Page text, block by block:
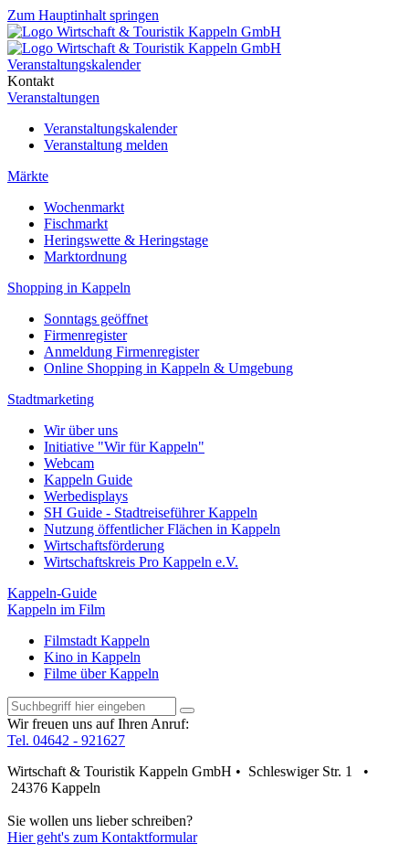
Zum Hauptinhalt springen
Veranstaltungskalender
Kontakt
Veranstaltungen
Veranstaltungskalender
Veranstaltung melden
Märkte
Wochenmarkt
Fischmarkt
Heringswette & Heringstage
Marktordnung
Shopping in Kappeln
Sonntags geöffnet
Firmenregister
Anmeldung Firmenregister
Online Shopping in Kappeln & Umgebung
Stadtmarketing
Wir über uns
Initiative "Wir für Kappeln"
Webcam
Kappeln Guide
Werbedisplays
SH Guide - Stadtreiseführer Kappeln
Nutzung öffentlicher Flächen in Kappeln
Wirtschaftsförderung
Wirtschaftskreis Pro Kappeln e.V.
Kappeln-Guide
Kappeln im Film
Filmstadt Kappeln
Kino in Kappeln
Filme über Kappeln
Wir freuen uns auf Ihren Anruf:
Tel. 04642 - 921627
Wirtschaft & Touristik Kappeln GmbH • Schleswiger Str. 1 •
24376 Kappeln
Sie wollen uns lieber schreiben?
Hier geht's zum Kontaktformular